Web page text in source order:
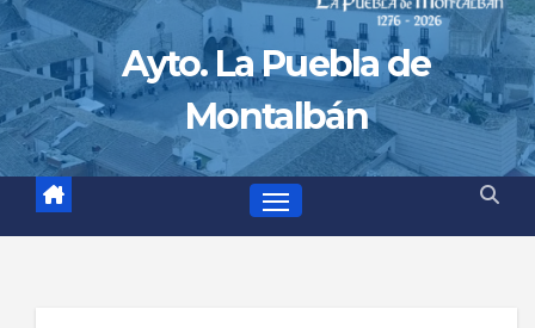
Ayto. La Puebla de
Montalbán